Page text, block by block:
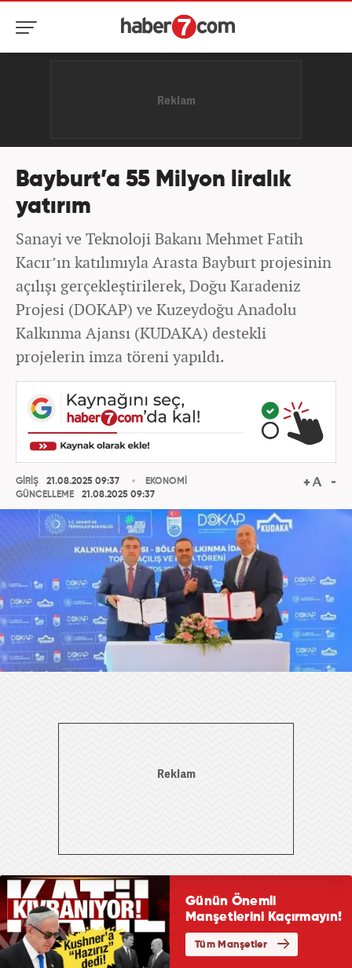
Bayburt’a 55 Milyon liralık
yatırım
Sanayi ve Teknoloji Bakanı Mehmet Fatih
Kacır’ın katılımıyla Arasta Bayburt projesinin
açılışı gerçekleştirilerek, Doğu Karadeniz
Projesi (DOKAP) ve Kuzeydoğu Anadolu
Kalkınma Ajansı (KUDAKA) destekli
projelerin imza töreni yapıldı.
GİRİŞ
21.08.2025 09:37
GÜNCELLEME
21.08.2025 09:37
EKONOMİ